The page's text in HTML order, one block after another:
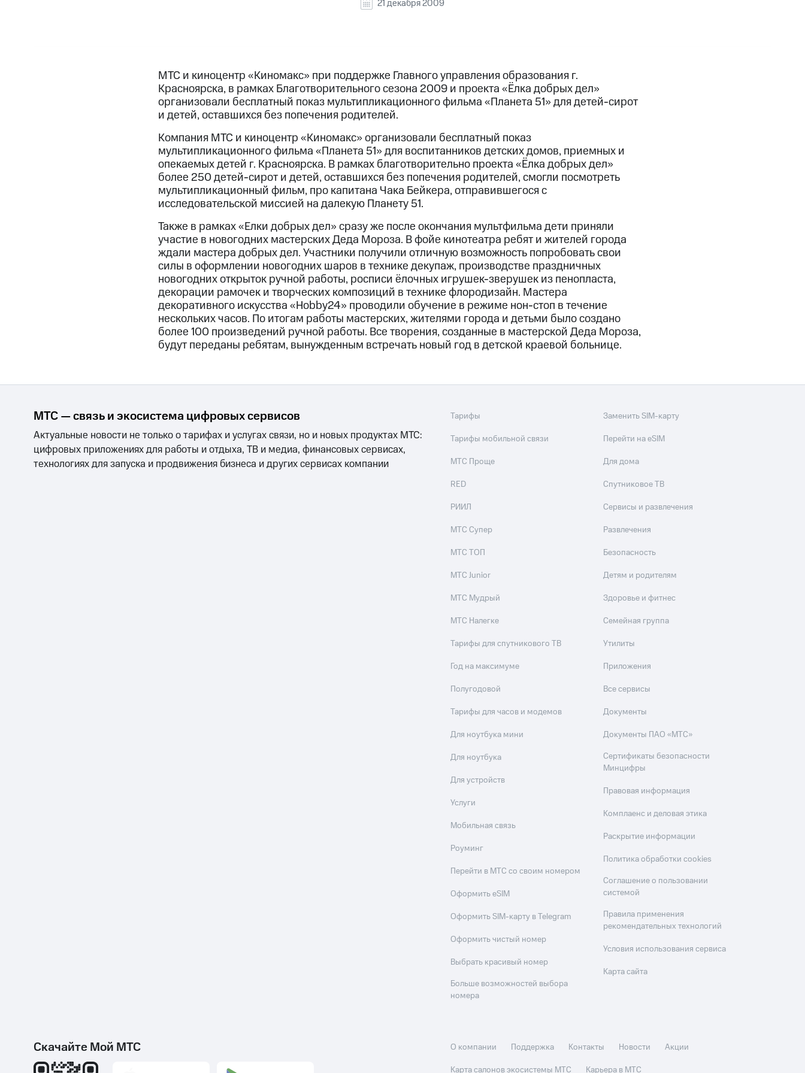
21 декабря 2009
МТС и киноцентр «Киномакс» при поддержке Главного управления образования г.
Красноярска, в рамках Благотворительного сезона 2009 и проекта «Ёлка добрых дел»
организовали бесплатный показ мультипликационного фильма «Планета 51» для детей-сирот
и детей, оставшихся без попечения родителей.
Компания МТС и киноцентр «Киномакс» организовали бесплатный показ
мультипликационного фильма «Планета 51» для воспитанников детских домов, приемных и
опекаемых детей г. Красноярска. В рамках благотворительно проекта «Ёлка добрых дел»
более 250 детей-сирот и детей, оставшихся без попечения родителей, смогли посмотреть
мультипликационный фильм, про капитана Чака Бейкера, отправившегося с
исследовательской миссией на далекую Планету 51.
Также в рамках «Елки добрых дел» сразу же после окончания мультфильма дети приняли
участие в новогодних мастерских Деда Мороза. В фойе кинотеатра ребят и жителей города
ждали мастера добрых дел. Участники получили отличную возможность попробовать свои
силы в оформлении новогодних шаров в технике декупаж, производстве праздничных
новогодних открыток ручной работы, росписи ёлочных игрушек-зверушек из пенопласта,
декорации рамочек и творческих композиций в технике флородизайн. Мастера
декоративного искусства «Hobby24» проводили обучение в режиме нон-стоп в течение
нескольких часов. По итогам работы мастерских, жителями города и детьми было создано
более 100 произведений ручной работы. Все творения, созданные в мастерской Деда Мороза,
будут переданы ребятам, вынужденным встречать новый год в детской краевой больнице.
МТС — связь и экосистема цифровых сервисов
Актуальные новости не только о тарифах и услугах связи, но и новых продуктах МТС:
цифровых приложениях для работы и отдыха, ТВ и медиа, финансовых сервисах,
технологиях для запуска и продвижения бизнеса и других сервисах компании
Тарифы
Тарифы мобильной связи
МТС Проще
RED
РИИЛ
МТС Супер
МТС ТОП
МТС Junior
МТС Мудрый
МТС Налегке
Тарифы для спутникового ТВ
Год на максимуме
Полугодовой
Тарифы для часов и модемов
Для ноутбука мини
Для ноутбука
Для устройств
Услуги
Мобильная связь
Роуминг
Перейти в МТС со своим номером
Оформить eSIM
Оформить SIM-карту в Telegram
Оформить чистый номер
Выбрать красивый номер
Больше возможностей выбора
номера
Заменить SIM-карту
Перейти на eSIM
Для дома
Спутниковое ТВ
Сервисы и развлечения
Развлечения
Безопасность
Детям и родителям
Здоровье и фитнес
Семейная группа
Утилиты
Приложения
Все сервисы
Документы
Документы ПАО «МТС»
Сертификаты безопасности
Минцифры
Правовая информация
Комплаенс и деловая этика
Раскрытие информации
Политика обработки cookies
Соглашение о пользовании
системой
Правила применения
рекомендательных технологий
Условия использования сервиса
Карта сайта
Скачайте Мой МТС О компании Поддержка Контакты Новости
Акции
Карта салонов экосистемы МТС
Карьера в МТС